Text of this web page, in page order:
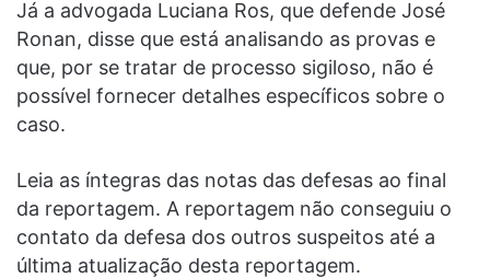
Já a advogada Luciana Ros, que defende José
Ronan, disse que está analisando as provas e
que, por se tratar de processo sigiloso, não é
possível fornecer detalhes específicos sobre o
caso.
Leia as íntegras das notas das defesas ao final
da reportagem. A reportagem não conseguiu o
contato da defesa dos outros suspeitos até a
última atualização desta reportagem.